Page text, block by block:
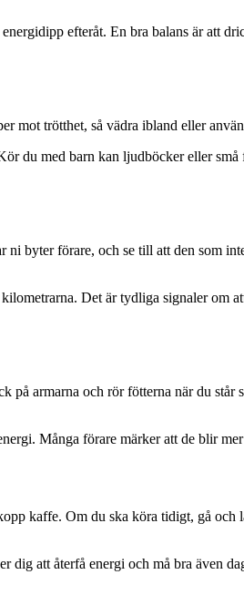
efteråt. En bra balans är att
mot trötthet, så vädra ibland eller
du med barn kan ljudböcker eller små
byter förare, och se till att den som
Det är tydliga signaler om
på armarna och rör fötterna när du
Många förare märker att de blir
kaffe. Om du ska köra tidigt, gå
dig att återfå energi och må bra även